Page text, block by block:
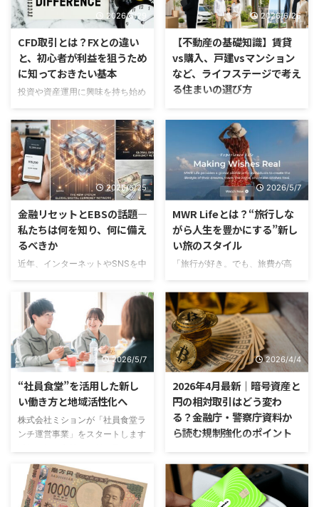
2026/6/29
CFD取引とは？FXとの違い
と、初心者が利益を狙うため
に知っておきたい基本
投資や資産運用に興味を持ち始め
言葉を目にする機会が増えてきま
す。FXは比較的よく知られてい
ますが、CFDについては「聞いた
ことはあるけれど、よくわからな
い」「FXと何が違うの？」とい
う方も多いのではないでしょう
For Difference の略で、日本語で
は「差金決済取引」と呼ばれま
す。簡単に言えば、株価指数や
金、原油、外国株、債券などの値
と売った価格の差額で利益や損失
が決まる取引です。 現物そのも
の ...
2026/6/26
【不動産の基礎知識】賃貸
vs購入、戸建vsマンション
など、ライフステージで考え
る住まいの選び方
「とりあえず今は賃貸でいい
か…」と考えていませんか？ 年齢
とともにライフスタイルや家族構
成は変化していきます。人生の大
きな選択である「住まい」につい
て、賃貸と購入、戸建とマンショ
ン、新築と中古それぞれの違い
や、最新の住宅ローン減税につい
て分かりやすく解説します！ 1.
賃貸 vs 購入：生涯の住み替えシ
ミュレーション 一般的なライフ
プラン（30歳結婚、33歳出産、
40歳小学校入学、55歳子ども独
立、65歳リタイア）を仮定し、
65歳までの総支払額を比較して
みましょう。 賃貸の場合（家賃
14万〜20万〜13万 ...
2026/6/25
金融リセットとEBSの話題――
私たちは何を知り、何に備え
るべきか
近年、インターネットやSNSを中
「世界通貨リセット」「新しい金
融システム」といった言葉を目に
する機会が増えています。 中に
は、「ある日突然、銀行システム
が止まる」「世界中の借金が帳消
しになる」「緊急放送で重大発表
な内容もあります。 しかし、こ
のような話題ほど、冷静に整理す
ることが大切です。なぜなら、金
融の世界では実際に大きな変化が
期待と不安、情報と噂が混ざりや
すいからです。 この記事では、
「金融リセット」と「EBS」 ...
2026/5/7
MWR Lifeとは？“旅行しな
がら人生を豊かにする”新し
い旅のスタイル
「旅行が好き。でも、旅費が高
たい」「ホテル代や航空券代を少
しでも安くしたい」 そんな方
に、今注目されているのが MWR
Life公式サイト です。 私自身、
ライフトラベルアンバサダーとし
て活動する中で、「こんなに旅行
場面を何度も見てきました。 今
回は、「MWR Lifeって何？」
「本当に安く旅行できるの？」
「怪しくないの？」という疑問も
すくご紹介します。 MWR Lifeと
は？ MWR Lifeは、世界中のホテ
ル・リ ...
2026/5/7
“社員食堂”を活用した新し
い働き方と地域活性化へ
株式会社ミションが「社員食堂ラ
ンチ運営事業」をスタートします
方改革などの影響により、「社員
の食環境」を見直す企業が急増し
ています。その一方で、多くの企
2026/4/4
2026年4月最新｜暗号資産と
円の相対取引はどう変わ
る？金融庁・警察庁資料か
ら読む規制強化のポイント
暗号資産と円の相対取引をめぐっ
て、金融庁による本人確認ルール
の厳格化と、無登録の相対業者へ
の警戒が一段と明確になってい